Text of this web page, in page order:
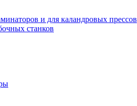
и для каландровых прессов
станков